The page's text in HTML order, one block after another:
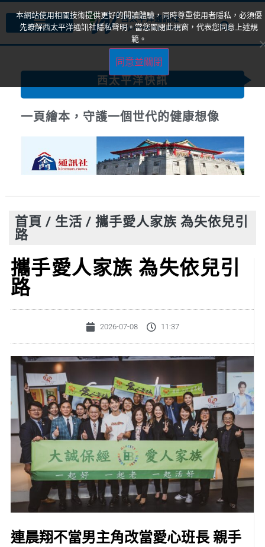
西太平洋快訊
一頁繪本，守護一個世代的健康想像
首頁 / 生活 / 攜手愛人家族 為失依兒引
路
攜手愛人家族 為失依兒引
路
2026-07-08 11:37
連晨翔不當男主角改當愛心班長 親手
本網站使用相關技術提供更好的閱讀體驗，同時尊重使用者隱私，必須優
先瞭解西太平洋通訊社隱私聲明。當您關閉此視窗，代表您同意上述規
範。
同意並關閉